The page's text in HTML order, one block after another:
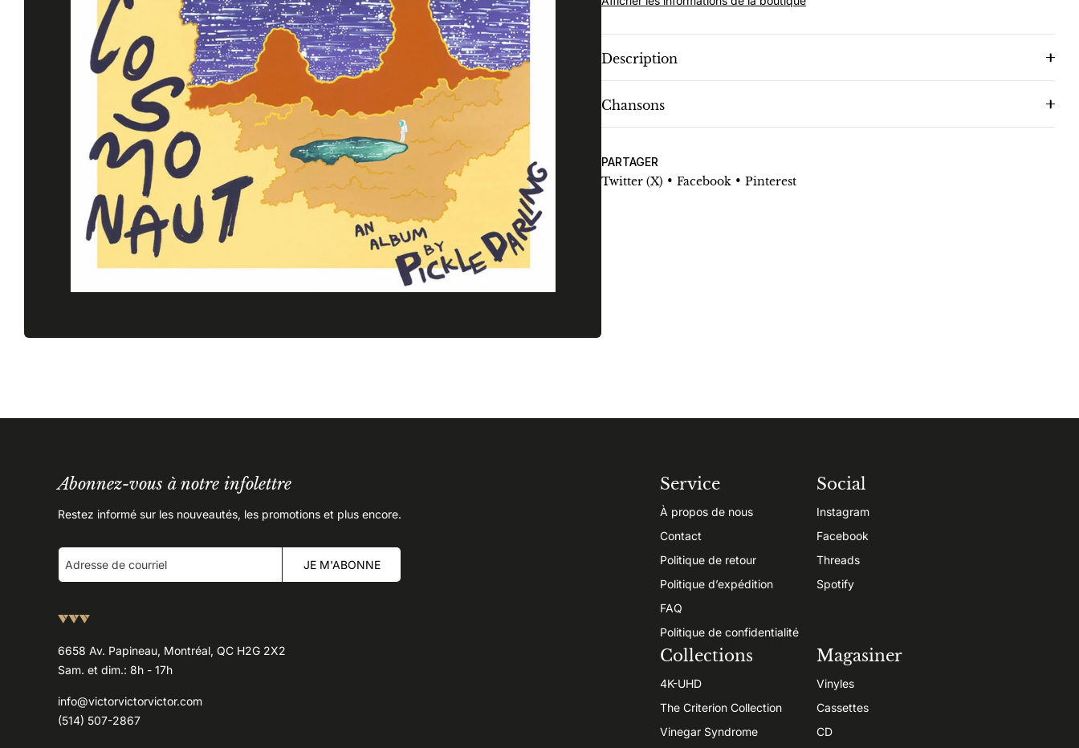
Description
Chansons
PARTAGER
Twitter (X) • Facebook • Pinterest
Abonnez-vous à notre infolettre
Restez informé sur les nouveautés, les promotions et plus encore.
JE M'ABONNE
6658 Av. Papineau, Montréal, QC H2G 2X2
Sam. et dim.: 8h - 17h
info@victorvictorvictor.com
(514) 507-2867
Service
À propos de nous
Contact
Politique de retour
Politique d’expédition
FAQ
Politique de confidentialité
Social
Instagram
Facebook
Threads
Spotify
Collections
4K-UHD
The Criterion Collection
Vinegar Syndrome
Magasiner
Vinyles
Cassettes
CD